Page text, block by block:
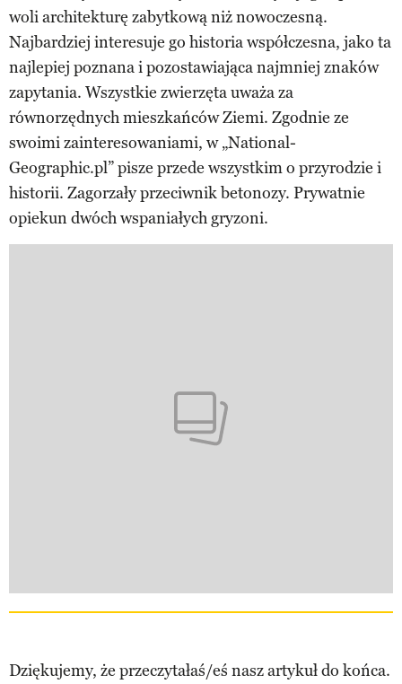
woli architekturę zabytkową niż nowoczesną.
Najbardziej interesuje go historia współczesna, jako ta
najlepiej poznana i pozostawiająca najmniej znaków
zapytania. Wszystkie zwierzęta uważa za
równorzędnych mieszkańców Ziemi. Zgodnie ze
swoimi zainteresowaniami, w „National-
Geographic.pl” pisze przede wszystkim o przyrodzie i
historii. Zagorzały przeciwnik betonozy. Prywatnie
opiekun dwóch wspaniałych gryzoni.
Dziękujemy, że przeczytałaś/eś nasz artykuł do końca.